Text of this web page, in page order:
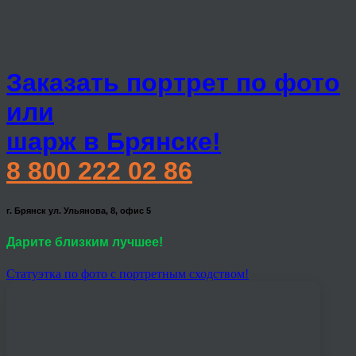
Заказать портрет по фото
или
шарж в Брянске!
8 800 222 02 86
г. Брянск ул. Ульянова, 8, офис 5
Дарите близким лучшее!
Статуэтка по фото с портретным сходством!